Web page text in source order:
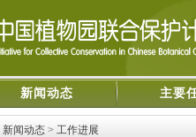
新闻动态 主要
新闻动态 > 工作进展